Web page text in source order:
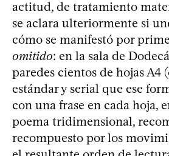
actitud, de tratamiento
se aclara ulteriormente si
cómo se manifestó por
omitido: en la sala de
paredes cientos de hojas A4
estándar y serial que ese
con una frase en cada hoja,
poema tridimensional,
recompuesto por los